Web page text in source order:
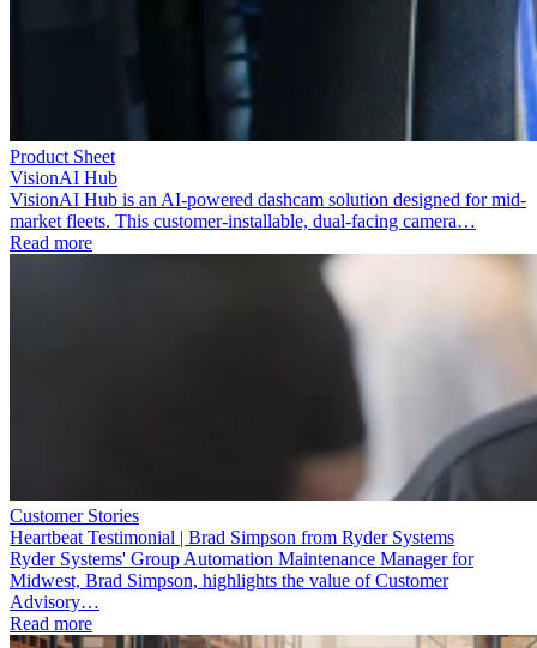
Product Sheet
VisionAI Hub
VisionAI Hub is an AI-powered dashcam solution designed for mid-
market fleets. This customer-installable, dual-facing camera…
Read more
Customer Stories
Heartbeat Testimonial | Brad Simpson from Ryder Systems
Ryder Systems' Group Automation Maintenance Manager for
Midwest, Brad Simpson, highlights the value of Customer
Advisory…
Read more